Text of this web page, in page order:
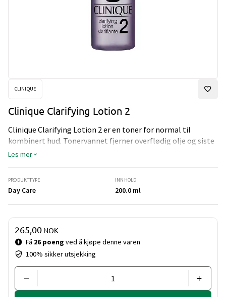
CLINIQUE
Clinique Clarifying Lotion 2
Clinique Clarifying Lotion 2 er en toner for normal til
kombinert hud. Tonervannet fjerner overflødig olje og siste
rest av sminke.
Les mer
PRODUKTTYPE
Day Care
INNHOLD
200.0 ml
Pris og mengde
Få 26 poeng ved å kjøpe denne varen
100% sikker utsjekking
265,00 NOK